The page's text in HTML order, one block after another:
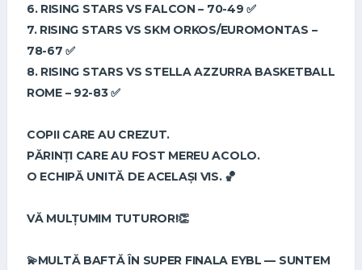
6. ⁠RISING STARS VS FALCON – 70-49 ✅
7. ⁠RISING STARS VS SKM ORKOS/EUROMONTAS –
78-67 ✅
8. ⁠RISING STARS VS STELLA AZZURRA BASKETBALL
ROME – 92-83 ✅
COPII CARE AU CREZUT.
PĂRINȚI CARE AU FOST MEREU ACOLO.
O ECHIPĂ UNITĂ DE ACELAȘI VIS. 🏀
VĂ MULȚUMIM TUTUROR!👏
💫MULTĂ BAFTĂ ÎN SUPER FINALA EYBL — SUNTEM